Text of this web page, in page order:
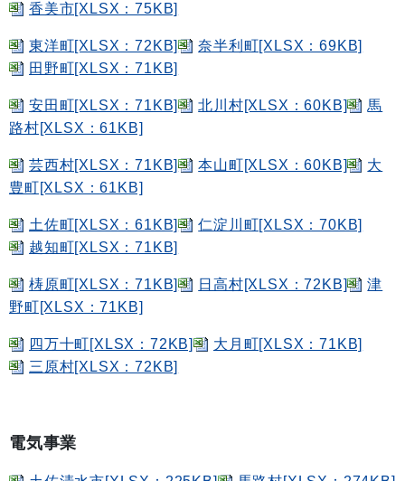
香美市[XLSX：75KB]
東洋町[XLSX：72KB]
奈半利町[XLSX：69KB]
田野町[XLSX：71KB]
安田町[XLSX：71KB] 北川村[XLSX：60KB]
馬
路村[XLSX：61KB]
芸西村[XLSX：71KB] 本山町[XLSX：60KB]
大
豊町[XLSX：61KB]
土佐町[XLSX：61KB]
仁淀川町[XLSX：70KB]
越知町[XLSX：71KB]
梼原町[XLSX：71KB] 日高村[XLSX：72KB]
津
野町[XLSX：71KB]
四万十町[XLSX：72KB]
大月町[XLSX：71KB]
三原村[XLSX：72KB]
電気事業